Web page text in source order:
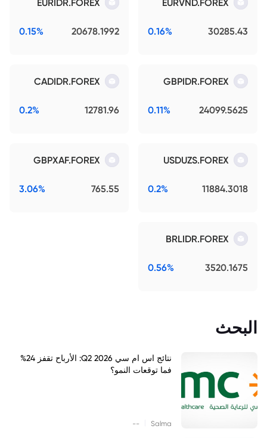
EURVND.FOREX
30285.43
0.16%
EURIDR.FOREX
20678.1992
0.15%
GBPIDR.FOREX
24099.5625
0.11%
CADIDR.FOREX
12781.96
0.2%
USDUZS.FOREX
11884.3018
0.2%
GBPXAF.FOREX
765.55
3.06%
BRLIDR.FOREX
3520.1675
0.56%
البحث
نتائج اس ام سي Q2 2026: الأرباح تقفز 24%
فما توقعات النمو؟
Salma
--